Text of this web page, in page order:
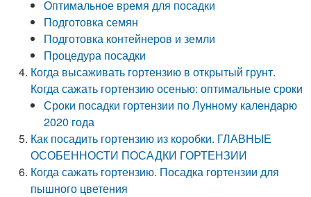
Оптимальное время для посадки
Подготовка семян
Подготовка контейнеров и земли
Процедура посадки
Когда высаживать гортензию в открытый грунт.
Когда сажать гортензию осенью: оптимальные сроки
Сроки посадки гортензии по Лунному календарю
2020 года
Как посадить гортензию из коробки. ГЛАВНЫЕ
ОСОБЕННОСТИ ПОСАДКИ ГОРТЕНЗИИ
Когда сажать гортензию. Посадка гортензии для
пышного цветения